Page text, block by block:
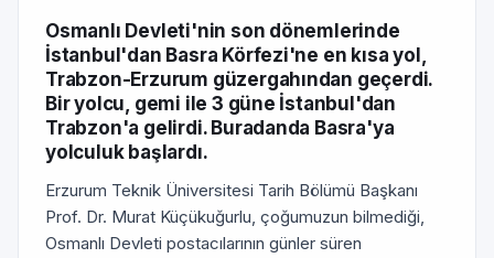
Osmanlı Devleti'nin son dönemlerinde
İstanbul'dan Basra Körfezi'ne en kısa yol,
Trabzon-Erzurum güzergahından geçerdi.
Bir yolcu, gemi ile 3 güne İstanbul'dan
Trabzon'a gelirdi. Buradanda Basra'ya
yolculuk başlardı.
Erzurum Teknik Üniversitesi Tarih Bölümü Başkanı
Prof. Dr. Murat Küçükuğurlu, çoğumuzun bilmediği,
Osmanlı Devleti postacılarının günler süren